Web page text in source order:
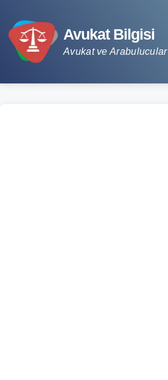
Avukat Bilgisi
Avukat ve Arabulucular